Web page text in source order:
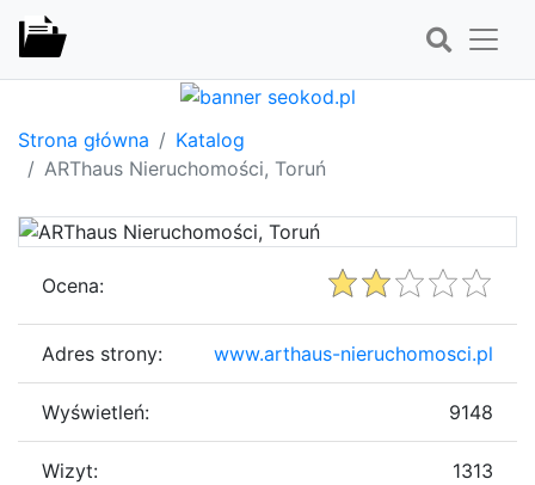
Strona główna
Katalog
ARThaus Nieruchomości, Toruń
Ocena:
Adres strony: www.arthaus-nieruchomosci.pl
Wyświetleń: 9148
Wizyt: 1313